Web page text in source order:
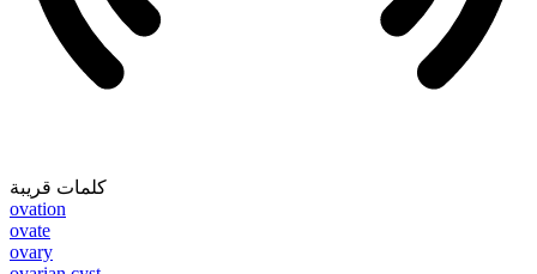
كلمات قريبة
ovation
ovate
ovary